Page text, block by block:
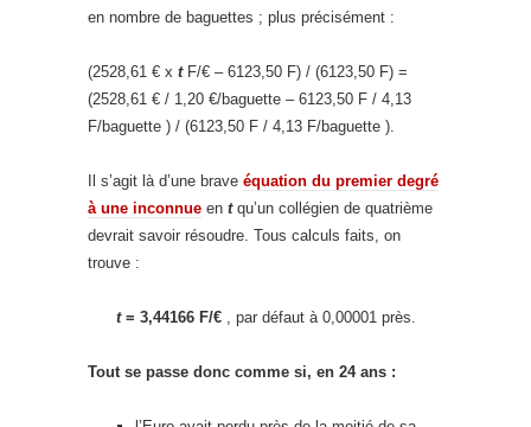
en nombre de baguettes ; plus précisément :
(2528,61 € x tF/€ – 6123,50 F) / (6123,50 F) =
(2528,61 € / 1,20 €/baguette – 6123,50 F / 4,13
F/baguette ) / (6123,50 F / 4,13 F/baguette ).
Il s’agit là d’une brave équation du premier degré
à une inconnue en tqu’un collégien de quatrième
devrait savoir résoudre. Tous calculs faits, on
trouve :
t = 3,44166 F/€ , par défaut à 0,00001 près.
Tout se passe donc comme si, en 24 ans :